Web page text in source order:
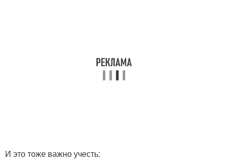
И это тоже важно учесть: